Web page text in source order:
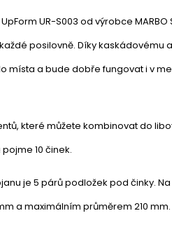
UR-S003 od výrobce
posilovně. Díky kaskádovému
místa a bude dobře fungovat i v
které můžete kombinovat do
10 činek.
je 5 párů podložek pod činky.
a maximálním průměrem 210